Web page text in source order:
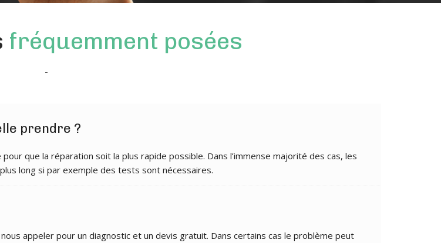
fréquemment posées
-
prendre ?
que la réparation soit la plus rapide possible. Dans l’immense majorité des cas, les
long si par exemple des tests sont nécessaires.
appeler pour un diagnostic et un devis gratuit. Dans certains cas le problème peut